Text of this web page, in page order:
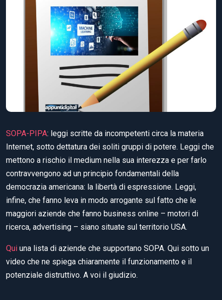
SOPA-PIPA: leggi scritte da incompetenti circa la materia
Internet, sotto dettatura dei soliti gruppi di potere. Leggi che
mettono a rischio il medium nella sua interezza e per farlo
contravvengono ad un principio fondamentali della
democrazia americana: la libertà di espressione. Leggi,
infine, che fanno leva in modo arrogante sul fatto che le
maggiori aziende che fanno business online – motori di
ricerca, advertising – siano situate sul territorio USA.
Qui una lista di aziende che supportano SOPA. Qui sotto un
video che ne spiega chiaramente il funzionamento e il
potenziale distruttivo. A voi il giudizio.